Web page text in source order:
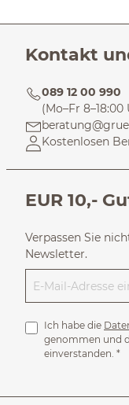
Kontakt
089 12 00 990
(Mo–Fr 8–18:00
Kostenlosen
EUR 10,-
Verpassen Sie
Newsletter.
Ich habe die
genommen und
einverstanden. *